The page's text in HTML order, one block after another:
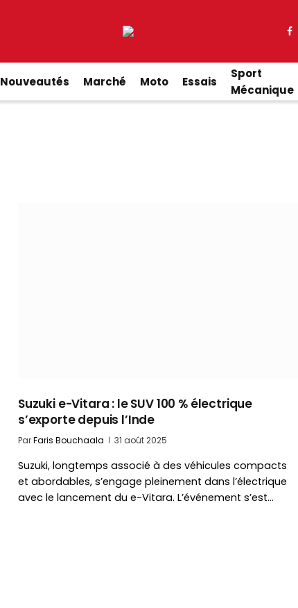
Nouveautés Marché Moto Essais
Sport
Mécanique
Suzuki e-Vitara : le SUV 100 % électrique
s’exporte depuis l’Inde
ParFaris Bouchaala 31 août 2025
Suzuki, longtemps associé à des véhicules compacts
et abordables, s’engage pleinement dans l’électrique
avec le lancement du e-Vitara. L’événement s’est…